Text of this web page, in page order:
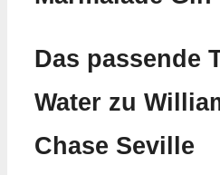
Das passende
Water zu
Chase Seville